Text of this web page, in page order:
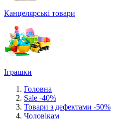
Канцелярські товари
Іграшки
Головна
Sale -40%
Товари з дефектами -50%
Чоловікам